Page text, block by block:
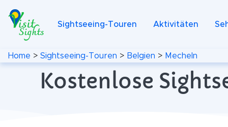
Sightseeing-Touren Aktivitäten
Home > Sightseeing-Touren > Belgien > Mecheln
Kostenlose